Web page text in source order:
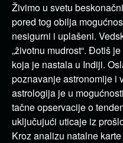
Živimo u svetu
pored tog obilja
nesigurni i uplašeni.
„životnu mudrost“. Đotiš
koja je nastala u Indiji.
poznavanje astronomije i
astrologija je u
tačne opservacije o
uključujući uticaje iz
Kroz analizu natalne